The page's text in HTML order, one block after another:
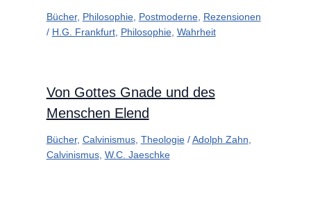
Bücher, Philosophie, Postmoderne, Rezensionen
/ H.G. Frankfurt, Philosophie, Wahrheit
Von Gottes Gnade und des
Menschen Elend
Bücher, Calvinismus, Theologie/Adolph Zahn
Calvinismus, W.C. Jaeschke